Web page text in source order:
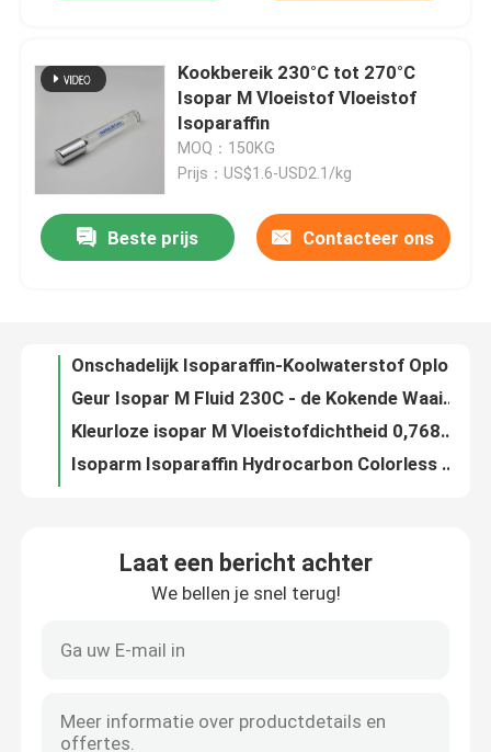
video's
Fabrieksreis
Kwaliteitscontrole
Isoparaffinvloeistof
Kookbereik 230°C tot 270°C
Isopar M Vloeistof Vloeistof
Isoparaffin
MOQ：150KG
Prijs：US$1.6-USD2.1/kg
Beste prijs Contacteer ons
Onschadelijk Isoparaffin-Koolwaterstof Oplosbaar M Fluid Mild Freezing Punt -45°C
Cas 64742 47 8 Lage de Geurkoolwaterstof Vloeibaar India van Isopar M Fluid Flash Point 95°C
Het lage Vloeibare C10 11 Isoparaffinic Oplosmiddel van Geurisopar H voor de Industrie het Schoonmaken in Vietnam
Kleurloze Vloeibare Isoparaffinic de Koolwaterstofvloeistof van Isopar H voor het Industriële Schoonmaken
Laat een bericht achter
We bellen je snel terug!